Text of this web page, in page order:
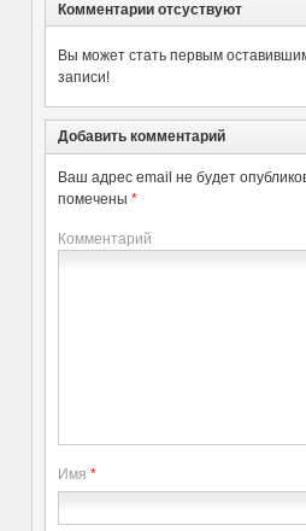
Комментарии отсуствуют
Вы может стать первым
записи!
Добавить комментарий
Ваш адрес email не будет
помечены *
Комментарий
Имя *